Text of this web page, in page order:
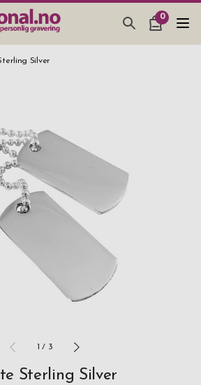
0
2026
Silver
1 / 3
Sterling Silver